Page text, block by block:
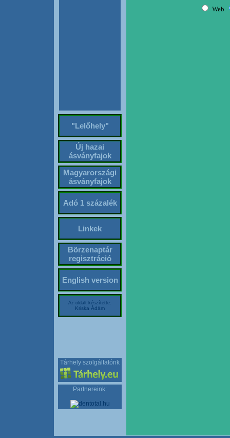
"Lelőhely"
Új hazai
ásványfajok
Magyarországi
ásványfajok
Adó 1 százalék
Linkek
Börzenaptár
regisztráció
English version
Az oldalt készítette:
Kriska Ádám
Tárhely szolgáltatónk
Partnereink: